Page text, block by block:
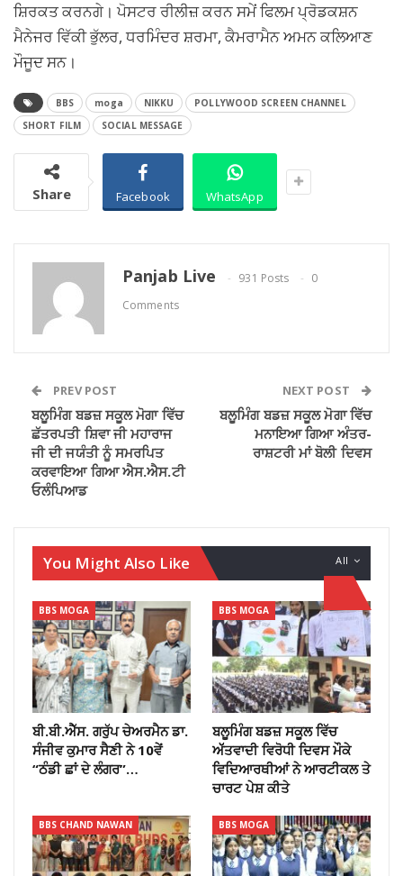
ਸ਼ਿਰਕਤ ਕਰਨਗੇ। ਪੋਸਟਰ ਰੀਲੀਜ਼ ਕਰਨ ਸਮੇਂ ਫਿਲਮ ਪ੍ਰੋਡਕਸ਼ਨ
ਮੈਨੇਜਰ ਵਿੱਕੀ ਭੁੱਲਰ, ਧਰਮਿੰਦਰ ਸ਼ਰਮਾ, ਕੈਮਰਾਮੈਨ ਅਮਨ ਕਲਿਆਣ
ਮੌਜੂਦ ਸਨ।
BBS moga NIKKU
POLLYWOOD SCREEN CHANNEL
SHORT FILM
SOCIAL MESSAGE
Share Facebook WhatsApp
Panjab Live 931 Posts
0
Comments
PREV POST
ਬਲੂਮਿੰਗ ਬਡਜ਼ ਸਕੂਲ ਮੋਗਾ ਵਿੱਚ
ਛੱਤਰਪਤੀ ਸ਼ਿਵਾ ਜੀ ਮਹਾਰਾਜ
ਜੀ ਦੀ ਜਯੰਤੀ ਨੂੰ ਸਮਰਪਿਤ
ਕਰਵਾਇਆ ਗਿਆ ਐਸ.ਐਸ.ਟੀ
ਓਲੰਪਿਆਡ
NEXT POST
ਬਲੂਮਿੰਗ ਬਡਜ਼ ਸਕੂਲ ਮੋਗਾ ਵਿੱਚ
ਮਨਾਇਆ ਗਿਆ ਅੰਤਰ-
ਰਾਸ਼ਟਰੀ ਮਾਂ ਬੋਲੀ ਦਿਵਸ
All
You Might Also Like
BBS MOGA
ਬੀ.ਬੀ.ਐੱਸ. ਗਰੁੱਪ ਚੇਅਰਮੈਨ ਡਾ.
ਸੰਜੀਵ ਕੁਮਾਰ ਸੈਣੀ ਨੇ 10ਵੇਂ
“ਠੰਡੀ ਛਾਂ ਦੇ ਲੰਗਰ”…
BBS MOGA
ਬਲੂਮਿੰਗ ਬਡਜ਼ ਸਕੂਲ ਵਿੱਚ
ਅੱੱਤਵਾਦੀ ਵਿਰੋਧੀ ਦਿਵਸ ਮੌਕੇ
ਵਿਦਿਆਰਥੀਆਂ ਨੇ ਆਰਟੀਕਲ ਤੇ
ਚਾਰਟ ਪੇਸ਼ ਕੀਤੇ
BBS CHAND NAWAN BBS MOGA